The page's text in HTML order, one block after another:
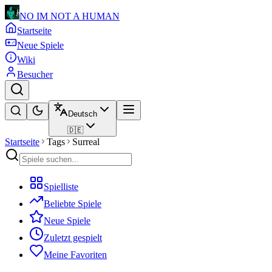
NO IM NOT A HUMAN
Startseite
Neue Spiele
Wiki
Besucher
Deutsch
🇩🇪
Startseite Tags Surreal
Spielliste
Beliebte Spiele
Neue Spiele
Zuletzt gespielt
Meine Favoriten